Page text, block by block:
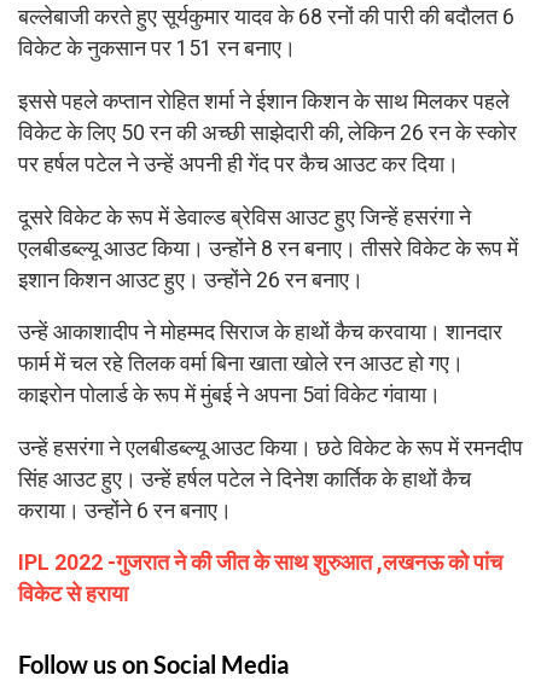
बल्लेबाजी करते हुए सूर्यकुमार यादव के 68 रनों की पारी की बदौलत 6
विकेट के नुकसान पर 151 रन बनाए।
इससे पहले कप्तान रोहित शर्मा ने ईशान किशन के साथ मिलकर पहले
विकेट के लिए 50 रन की अच्छी साझेदारी की, लेकिन 26 रन के स्कोर
पर हर्षल पटेल ने उन्हें अपनी ही गेंद पर कैच आउट कर दिया।
दूसरे विकेट के रूप में डेवाल्ड ब्रेविस आउट हुए जिन्हें हसरंगा ने
एलबीडब्ल्यू आउट किया। उन्होंने 8 रन बनाए। तीसरे विकेट के रूप में
इशान किशन आउट हुए। उन्होंने 26 रन बनाए।
उन्हें आकाशादीप ने मोहम्मद सिराज के हाथों कैच करवाया। शानदार
फार्म में चल रहे तिलक वर्मा बिना खाता खोले रन आउट हो गए।
काइरोन पोलार्ड के रूप में मुंबई ने अपना 5वां विकेट गंवाया।
उन्हें हसरंगा ने एलबीडब्ल्यू आउट किया। छठे विकेट के रूप में रमनदीप
सिंह आउट हुए। उन्हें हर्षल पटेल ने दिनेश कार्तिक के हाथों कैच
कराया। उन्होंने 6 रन बनाए।
IPL 2022 -गुजरात ने की जीत के साथ शुरुआत ,लखनऊ को पांच
विकेट से हराया
Follow us on Social Media